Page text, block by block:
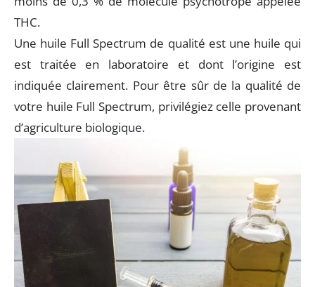
THC.
Une huile Full Spectrum de qualité est une huile qui
est traitée en laboratoire et dont l’origine est
indiquée clairement. Pour être sûr de la qualité de
votre huile Full Spectrum, privilégiez celle provenant
d’agriculture biologique.